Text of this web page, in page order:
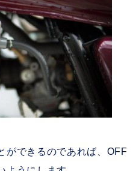
ができるのであれば、OFF